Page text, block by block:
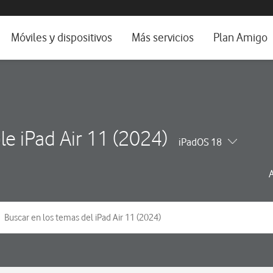
e idioma
Móviles y dispositivos Más servicios Plan Amigo
iPad Air 11 (2024) iPadOS 18